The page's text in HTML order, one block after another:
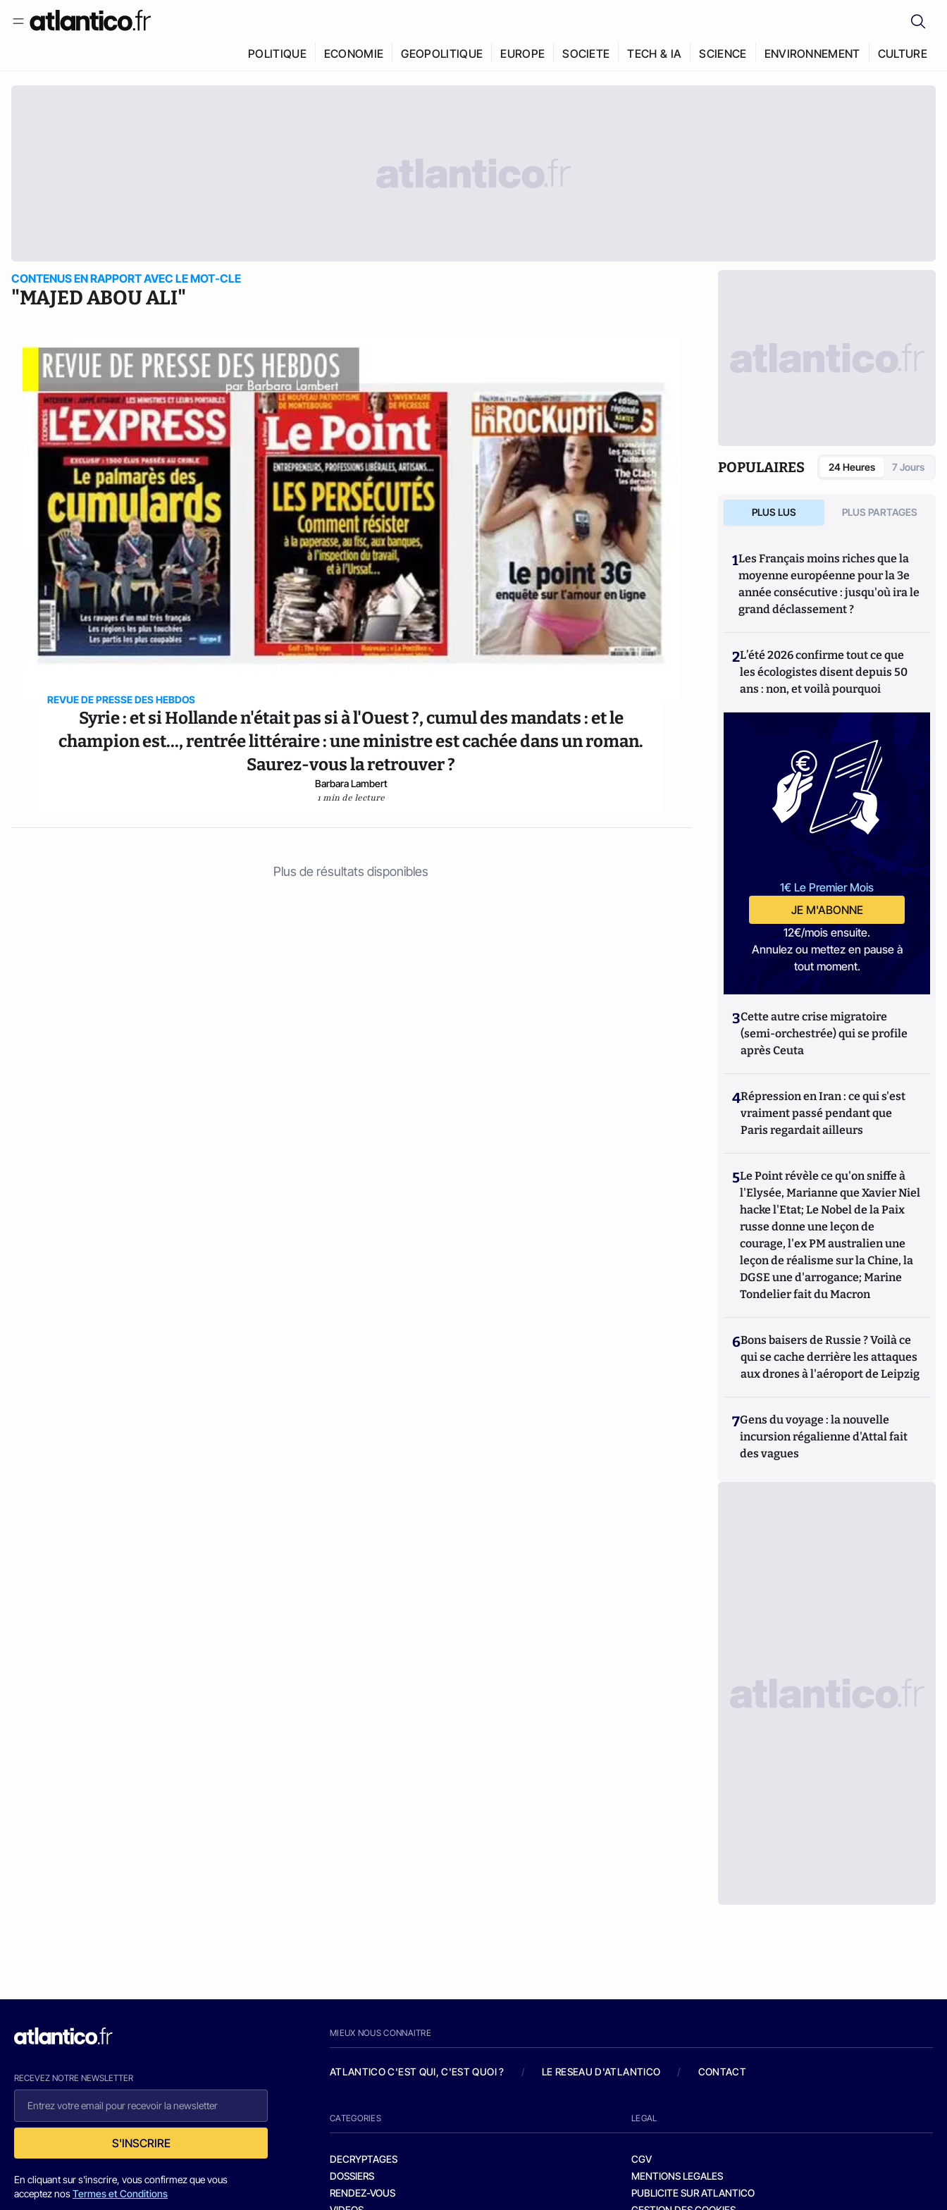
POLITIQUE ECONOMIE GEOPOLITIQUE EUROPE SOCIETE TECH & IA SCIENCE ENVIRONNEMENT CULTURE
CONTENUS EN RAPPORT AVEC LE MOT-CLE
"MAJED ABOU ALI"
REVUE DE PRESSE DES HEBDOS
Syrie : et si Hollande n'était pas si à l'Ouest ?, cumul des mandats : et le
champion est..., rentrée littéraire : une ministre est cachée dans un roman.
Saurez-vous la retrouver ?
Barbara Lambert
1 min de lecture
Plus de résultats disponibles
POPULAIRES 24 Heures 7 Jours
PLUS LUS PLUS PARTAGES
1Les Français moins riches que la
moyenne européenne pour la 3e
année consécutive : jusqu'où ira le
grand déclassement ?
2L’été 2026 confirme tout ce que
les écologistes disent depuis 50
ans : non, et voilà pourquoi
1€ Le Premier Mois
JE M'ABONNE
12€/mois ensuite.
Annulez ou mettez en pause à
tout moment.
3Cette autre crise migratoire
(semi-orchestrée) qui se profile
après Ceuta
4Répression en Iran : ce qui s'est
vraiment passé pendant que
Paris regardait ailleurs
5Le Point révèle ce qu'on sniffe à
l'Elysée, Marianne que Xavier Niel
hacke l'Etat; Le Nobel de la Paix
russe donne une leçon de
courage, l'ex PM australien une
leçon de réalisme sur la Chine, la
DGSE une d'arrogance; Marine
Tondelier fait du Macron
6Bons baisers de Russie ? Voilà ce
qui se cache derrière les attaques
aux drones à l'aéroport de Leipzig
7Gens du voyage : la nouvelle
incursion régalienne d'Attal fait
des vagues
RECEVEZ NOTRE NEWSLETTER
S'INSCRIRE
En cliquant sur s'inscrire, vous confirmez que vous
acceptez nosTermes et Conditions
MIEUX NOUS CONNAITRE
ATLANTICO C'EST QUI, C'EST QUOI ? / LE RESEAU D'ATLANTICO / CONTACT
CATEGORIES
DECRYPTAGES
DOSSIERS
RENDEZ-VOUS
LEGAL
CGV
MENTIONS LEGALES
PUBLICITE SUR ATLANTICO